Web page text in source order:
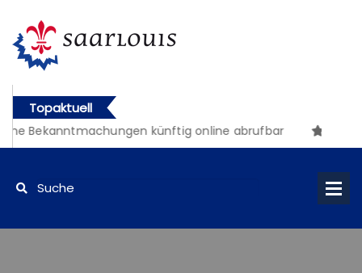
Topaktuell
Bekanntmachungen künftig online abrufbar